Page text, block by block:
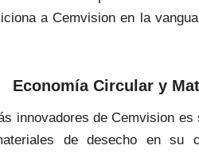
a Cemvision en la
Economía Circular y
innovadores de Cemvision
de desecho en su